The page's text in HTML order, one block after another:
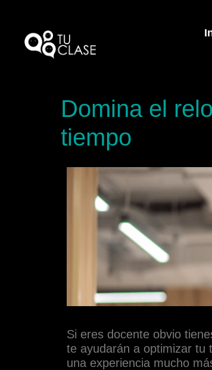
Domina el
tiempo
Si eres docente obvio
te ayudarán a optimizar tu
una experiencia mucho